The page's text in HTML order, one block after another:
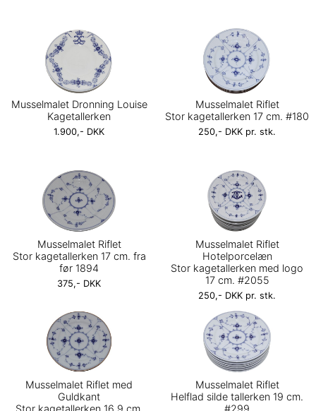
Musselmalet Dronning Louise
Kagetallerken
1.900,- DKK
Musselmalet Riflet
Stor kagetallerken 17 cm. #180
250,- DKK pr. stk.
Musselmalet Riflet
Stor kagetallerken 17 cm. fra
før 1894
375,- DKK
Musselmalet Riflet
Hotelporcelæn
Stor kagetallerken med logo
17 cm. #2055
250,- DKK pr. stk.
Musselmalet Riflet med
Guldkant
Stor kagetallerken 16,9 cm.
Musselmalet Riflet
Helflad silde tallerken 19 cm.
#299